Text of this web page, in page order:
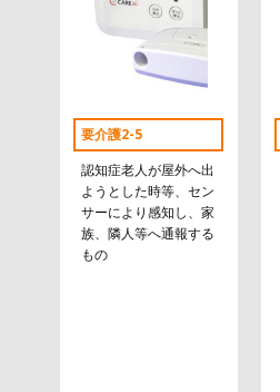
要介護2-5
認知症老人が屋外へ出
ようとした時等、セン
サーにより感知し、家
族、隣人等へ通報する
もの